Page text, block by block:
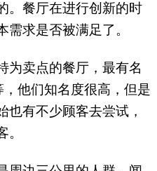
。餐厅在进行创新的时
求是否被满足了。
为卖点的餐厅，最有名
，他们知名度很高，但是
也有不少顾客去尝试，